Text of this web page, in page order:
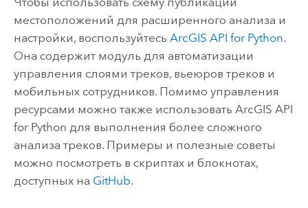
местоположений для расширенного анализа и
настройки, воспользуйтесь ArcGIS API for Python.
Она содержит модуль для автоматизации
управления слоями треков, вьеюров треков и
мобильных сотрудников. Помимо управления
ресурсами можно также использовать ArcGIS API
for Python для выполнения более сложного
анализа треков. Примеры и полезные советы
можно посмотреть в скриптах и блокнотах,
доступных на GitHub.